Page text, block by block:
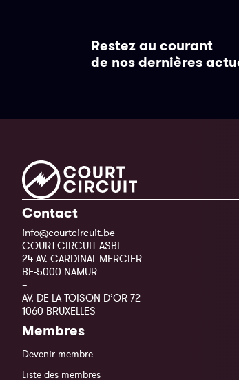
Restez au courant
de nos dernières
Contact
info@courtcircuit.be
COURT-CIRCUIT ASBL
24 AV. CARDINAL MERCIER
BE-5000 NAMUR
–
AV. DE LA TOISON D’OR 72
1060 BRUXELLES
Membres
Devenir membre
Liste des membres